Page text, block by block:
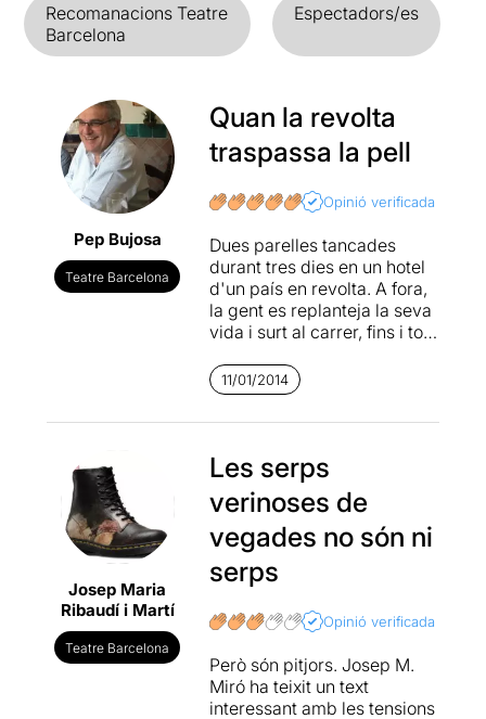
Recomanacions Teatre
Barcelona
Espectadors/es
Pep Bujosa
Teatre Barcelona
Quan la revolta
traspassa la pell
Opinió verificada
Dues parelles tancades
durant tres dies en un hotel
d'un país en revolta. A fora,
la gent es replanteja la seva
vida i surt al carrer, fins i tot
la seva situació social. I què
fan els personatges dins de
l'hotel? Caldrà veure l'obra
avançar que en Josep Maria
Miró aconsegueix fer un
paral·lisme molt interessant
entre la revolta exterior i els
plantejaments de la vida de
les dues parelles, que resten
tancades i protegides a
l'interior de l'hotel. L'autor
ens presenta dues parelles
d'edats i sectors socials
diferents. Així, els conflictes
presentats són més
11/01/2014
Josep Maria
Ribaudí i Martí
Teatre Barcelona
Les serps
verinoses de
vegades no són ni
serps
Opinió verificada
Però són pitjors. Josep M.
Miró ha teixit un text
interessant amb les tensions